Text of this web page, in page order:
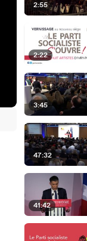
2:55
2:22
3:45
47:32
41:42